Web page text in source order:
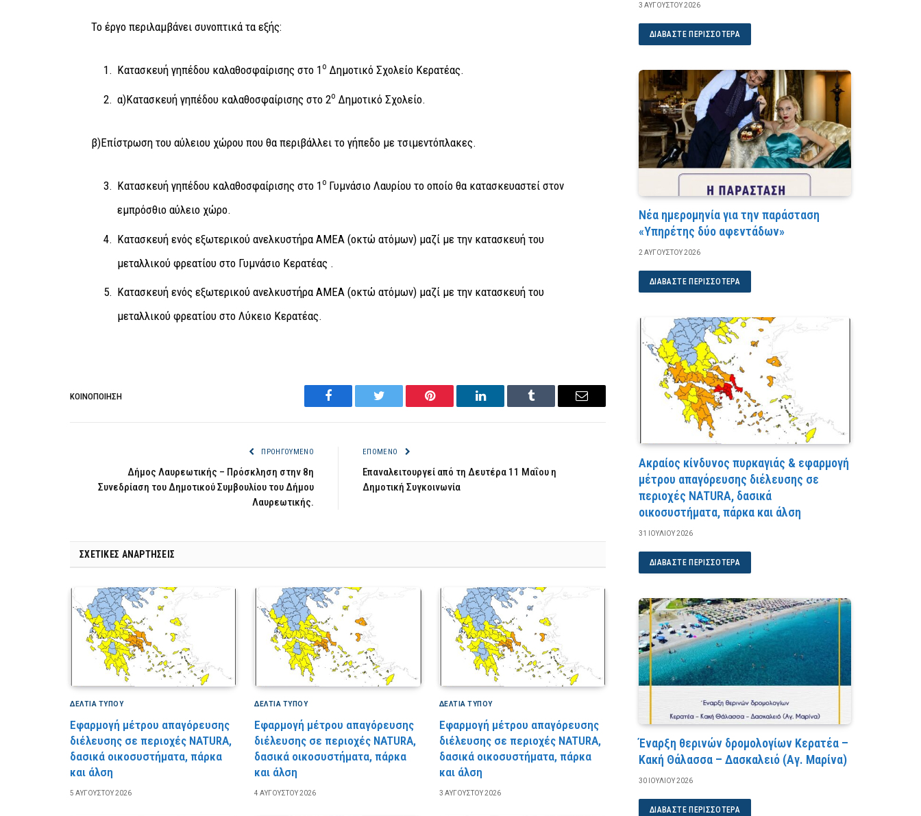
Το έργο περιλαμβάνει συνοπτικά τα εξής:
Κατασκευή γηπέδου καλαθοσφαίρισης στο 1οΔημοτικό Σχολείο Κερατέας.
α)Κατασκευή γηπέδου καλαθοσφαίρισης στο 2οΔημοτικό Σχολείο.
β)Επίστρωση του αύλειου χώρου που θα περιβάλλει το γήπεδο με τσιμεντόπλακες.
Κατασκευή γηπέδου καλαθοσφαίρισης στο 1οΓυμνάσιο Λαυρίου το οποίο θα κατασκευαστεί στον
εμπρόσθιο αύλειο χώρο.
Κατασκευή ενός εξωτερικού ανελκυστήρα ΑΜΕΑ (οκτώ ατόμων) μαζί με την κατασκευή του
μεταλλικού φρεατίου στο Γυμνάσιο Κερατέας .
Κατασκευή ενός εξωτερικού ανελκυστήρα ΑΜΕΑ (οκτώ ατόμων) μαζί με την κατασκευή του
μεταλλικού φρεατίου στο Λύκειο Κερατέας.
ΚΟΙΝΟΠΟΊΗΣΗ
Facebook Twitter Pinterest LinkedIn Tumblr Email
ΠΡΟΗΓΟΎΜΕΝΟ
Δήμος Λαυρεωτικής – Πρόσκληση στην 8η
Συνεδρίαση του Δημοτικού Συμβουλίου του Δήμου
Λαυρεωτικής.
ΕΠΌΜΕΝΟ
Επαναλειτουργεί από τη Δευτέρα 11 Μαΐου η
Δημοτική Συγκοινωνία
ΣΧΕΤΙΚΈΣ ΑΝΑΡΤΉΣΕΙΣ
ΔΕΛΤΙΑ ΤΥΠΟΥ
Εφαρμογή μέτρου απαγόρευσης
διέλευσης σε περιοχές NATURA,
δασικά οικοσυστήματα, πάρκα
και άλση
5 ΑΥΓΟΎΣΤΟΥ 2026
ΔΕΛΤΙΑ ΤΥΠΟΥ
Εφαρμογή μέτρου απαγόρευσης
διέλευσης σε περιοχές NATURA,
δασικά οικοσυστήματα, πάρκα
και άλση
4 ΑΥΓΟΎΣΤΟΥ 2026
ΔΕΛΤΙΑ ΤΥΠΟΥ
Εφαρμογή μέτρου απαγόρευσης
διέλευσης σε περιοχές NATURA,
δασικά οικοσυστήματα, πάρκα
και άλση
3 ΑΥΓΟΎΣΤΟΥ 2026
3 ΑΥΓΟΎΣΤΟΥ 2026
ΔΙΑΒΆΣΤΕ ΠΕΡΙΣΣΌΤΕΡΑ
Νέα ημερομηνία για την παράσταση
«Υπηρέτης δύο αφεντάδων»
2 ΑΥΓΟΎΣΤΟΥ 2026
ΔΙΑΒΆΣΤΕ ΠΕΡΙΣΣΌΤΕΡΑ
Ακραίος κίνδυνος πυρκαγιάς & εφαρμογή
μέτρου απαγόρευσης διέλευσης σε
περιοχές NATURA, δασικά
οικοσυστήματα, πάρκα και άλση
31 ΙΟΥΛΊΟΥ 2026
ΔΙΑΒΆΣΤΕ ΠΕΡΙΣΣΌΤΕΡΑ
Έναρξη θερινών δρομολογίων Κερατέα –
Κακή Θάλασσα – Δασκαλειό (Αγ. Μαρίνα)
30 ΙΟΥΛΊΟΥ 2026
ΔΙΑΒΆΣΤΕ ΠΕΡΙΣΣΌΤΕΡΑ